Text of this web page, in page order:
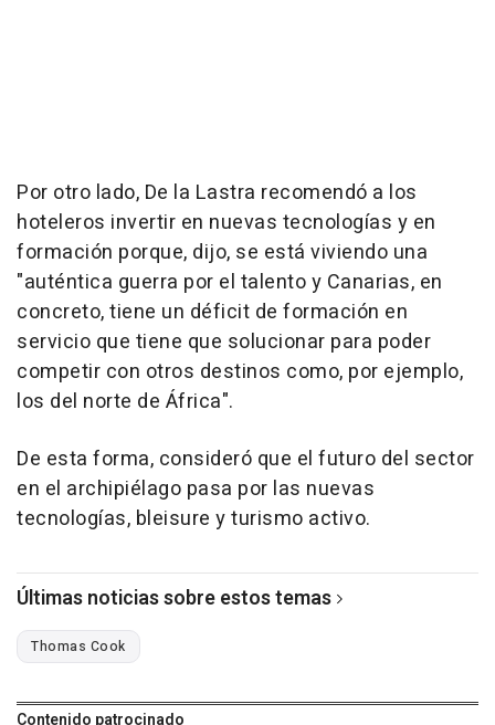
Por otro lado, De la Lastra recomendó a los
hoteleros invertir en nuevas tecnologías y en
formación porque, dijo, se está viviendo una
"auténtica guerra por el talento y Canarias, en
concreto, tiene un déficit de formación en
servicio que tiene que solucionar para poder
competir con otros destinos como, por ejemplo,
los del norte de África".
De esta forma, consideró que el futuro del sector
en el archipiélago pasa por las nuevas
tecnologías, bleisure y turismo activo.
Últimas noticias sobre estos temas
Thomas Cook